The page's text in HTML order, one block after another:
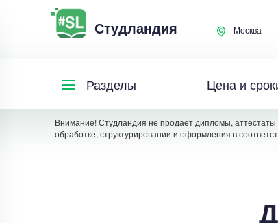
Студландия Москва
Разделы Цена и
Внимание! Студландия не продает дипломы,
обработке, структурировании и оформления в